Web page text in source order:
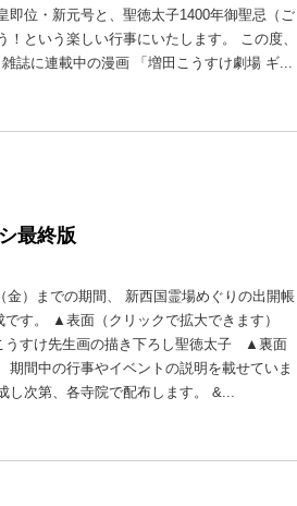
即位・新元号と、聖徳太子1400年御聖忌（ご
という楽しい行事にいたします。 この度、
誌に連載中の漫画 「増田こうすけ劇場 ギ...
最終版
金）までの期間、 新西国霊場めぐりの出開帳
す。 ▲表面（クリックで拡大できます）
うすけ先生画の描き下ろし聖徳太子 ▲裏面
期間中の行事やイベントの説明を載せていま
し次第、各寺院で配布します。 &...